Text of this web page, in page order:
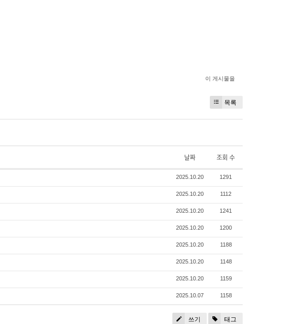
이 게시물을
목록
날짜 조회 수
2025.10.20 1291
2025.10.20 1112
2025.10.20 1241
2025.10.20 1200
2025.10.20 1188
2025.10.20 1148
2025.10.20 1159
2025.10.07 1158
쓰기 태그